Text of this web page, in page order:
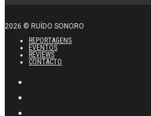
2026 © RUÍDO SONORO
REPORTAGENS
EVENTOS
REVIEWS
CONTACTO